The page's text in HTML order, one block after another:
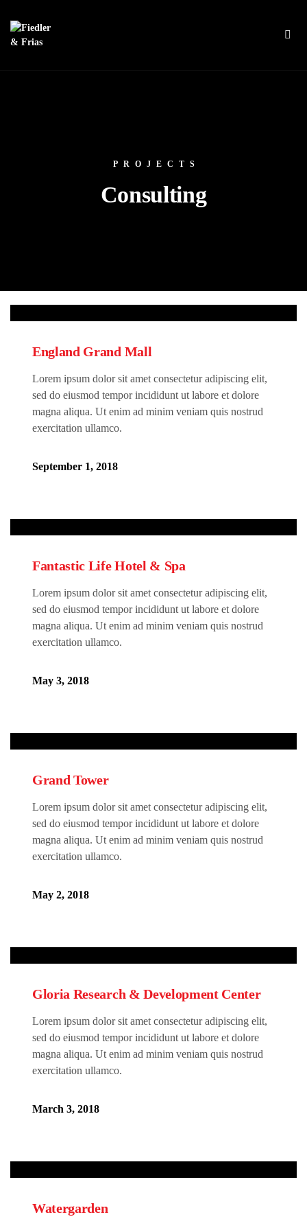
PROJECTS
Consulting
England Grand Mall
Lorem ipsum dolor sit amet consectetur adipiscing elit,
sed do eiusmod tempor incididunt ut labore et dolore
magna aliqua. Ut enim ad minim veniam quis nostrud
exercitation ullamco.
September 1, 2018
Fantastic Life Hotel & Spa
Lorem ipsum dolor sit amet consectetur adipiscing elit,
sed do eiusmod tempor incididunt ut labore et dolore
magna aliqua. Ut enim ad minim veniam quis nostrud
exercitation ullamco.
May 3, 2018
Grand Tower
Lorem ipsum dolor sit amet consectetur adipiscing elit,
sed do eiusmod tempor incididunt ut labore et dolore
magna aliqua. Ut enim ad minim veniam quis nostrud
exercitation ullamco.
May 2, 2018
Gloria Research & Development Center
Lorem ipsum dolor sit amet consectetur adipiscing elit,
sed do eiusmod tempor incididunt ut labore et dolore
magna aliqua. Ut enim ad minim veniam quis nostrud
exercitation ullamco.
March 3, 2018
Watergarden